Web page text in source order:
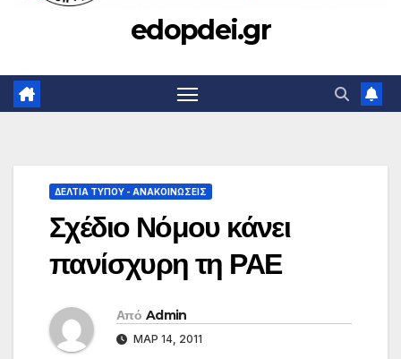
edopdei.gr
ΔΕΛΤΊΑ ΤΎΠΟΥ - ΑΝΑΚΟΙΝΏΣΕΙΣ
Σχέδιο Νόμου κάνει
πανίσχυρη τη ΡΑΕ
Από Admin
ΜΑΡ 14, 2011